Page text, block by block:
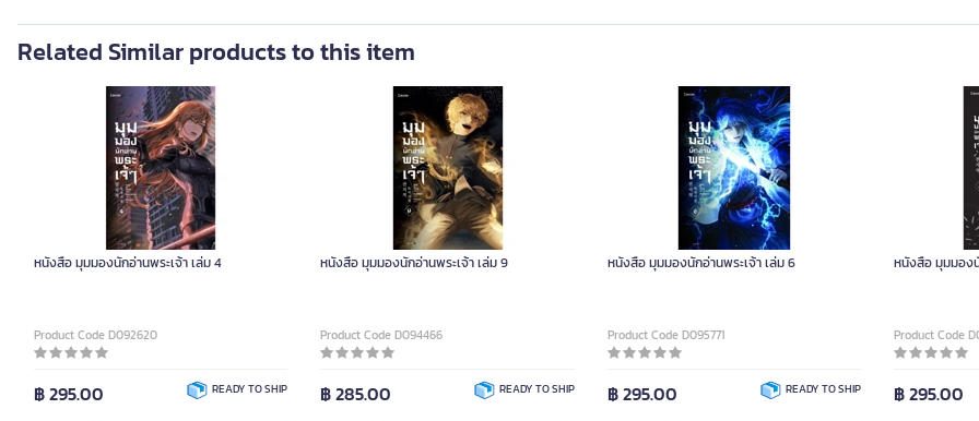
Related Similar products to this item
หนังสือ มุมมองนักอ่านพระเจ้า เล่ม 4
Product Code D092620
฿ 295.00 READY TO SHIP
หนังสือ มุมมองนักอ่านพระเจ้า เล่ม 9
Product Code D094466
฿ 285.00 READY TO SHIP
หนังสือ มุมมองนักอ่านพระเจ้า เล่ม 6
Product Code D095771
฿ 295.00 READY TO SHIP
หนังสือ มุมมอง
Product Code
฿ 295.00